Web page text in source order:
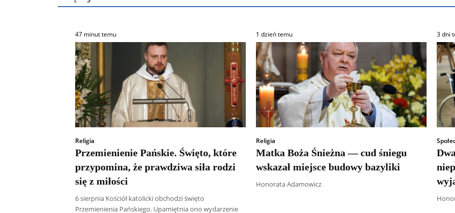
47 minut temu
Religia
Przemienienie Pańskie. Święto, które
przypomina, że prawdziwa siła rodzi
się z miłości
6 sierpnia Kościół katolicki obchodzi święto
Przemienienia Pańskiego. Upamiętnia ono wydarzenie
1 dzień temu
Religia
Matka Boża Śnieżna — cud śniegu
wskazał miejsce budowy bazyliki
Honorata Adamowicz
3 dni